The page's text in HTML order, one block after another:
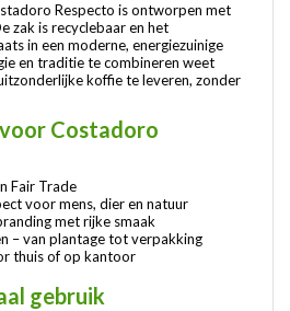
Respecto is ontworpen met
zak is recyclebaar en het
in een moderne, energiezuinige
en traditie te combineren weet
koffie te leveren, zonder
Costadoro
Fair Trade
voor mens, dier en natuur
met rijke smaak
– van plantage tot verpakking
thuis of op kantoor
gebruik